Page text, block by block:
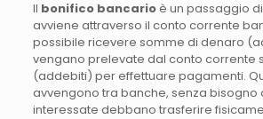
Il bonifico bancarioè un passaggio
avviene attraverso il conto corrente
possibile ricevere somme di denaro
vengano prelevate dal conto corrente
(addebiti) per effettuare pagamenti.
avvengono tra banche, senza bisogno
interessate debbano trasferire